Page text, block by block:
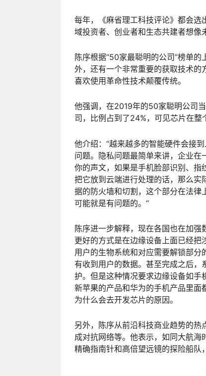
每年，《麻省理工科技评论》都会
域投资者、创业者和生态共建者想像
陈序根据“50家最聪明的公司”榜单
外，还有一个非常重要的获取技术
喜欢使用革命性技术颠覆传统。
他强调，在2019年的50家聪明公司
司，比例占到了24%，可见芯片在整
他介绍：“越来越多的智能硬件会接
问题。隐私问题最简单来讲，企业
你的声文，如果是手机脸部识别、
把它放到云端进行处理的话，那么
据的防火墙和切割，这个部分在法
可能就是有问题的。“
陈序进一步解释，现在各国也在加
更好的方式是在边缘设备上面已经
用户的生物系统和对应需要解锁部
有收到用户的数据。甚至完成之后
护。但是这种情况要求边缘设备如
新苹果的产品和华为的手机产品里
为什么会去开发芯片的原因。
另外，陈序从前沿科技商业趋势的
成对抗网络等。他表示，如同大航
精确指南针和高倍望远镜的探险船队